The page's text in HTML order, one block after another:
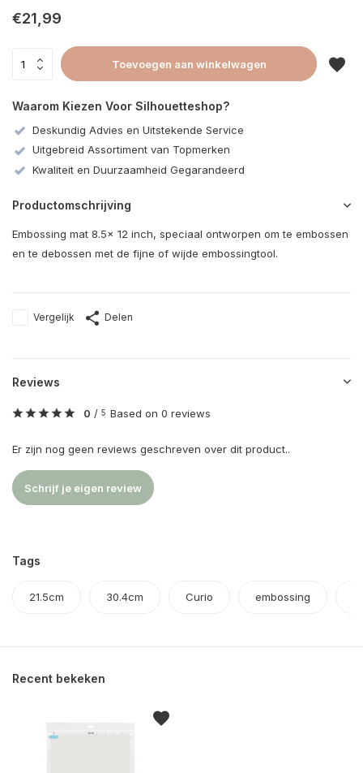
€21,99
Toevoegen aan winkelwagen
Waarom Kiezen Voor Silhouetteshop?
Deskundig Advies en Uitstekende Service
Uitgebreid Assortiment van Topmerken
Kwaliteit en Duurzaamheid Gegarandeerd
Productomschrijving
Embossing mat 8.5x 12 inch, speciaal ontworpen om te embossen
en te debossen met de fijne of wijde embossingtool.
Vergelijk Delen
Reviews
0 / 5 Based on 0 reviews
Er zijn nog geen reviews geschreven over dit product..
Schrijf je eigen review
Tags
21.5cm 30.4cm Curio embossing
Recent bekeken